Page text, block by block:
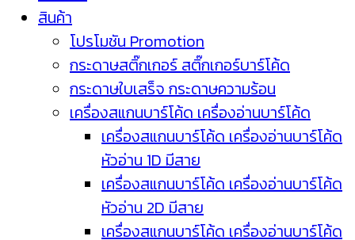
สินค้า
โปรโมชัน Promotion
กระดาษสติ๊กเกอร์ สติ๊กเกอร์บาร์โค้ด
กระดาษใบเสร็จ กระดาษความร้อน
เครื่องสแกนบาร์โค้ด เครื่องอ่านบาร์โค้ด
เครื่องสแกนบาร์โค้ด เครื่องอ่านบาร์โค้ด
หัวอ่าน 1D มีสาย
เครื่องสแกนบาร์โค้ด เครื่องอ่านบาร์โค้ด
หัวอ่าน 2D มีสาย
เครื่องสแกนบาร์โค้ด เครื่องอ่านบาร์โค้ด